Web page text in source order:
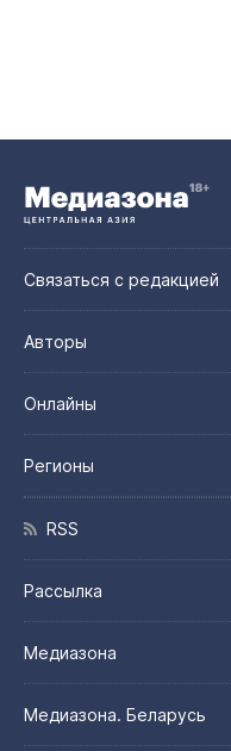
Связаться с редакцией
Авторы
Онлайны
Регионы
RSS
Рассылка
Медиазона
Медиазона. Беларусь